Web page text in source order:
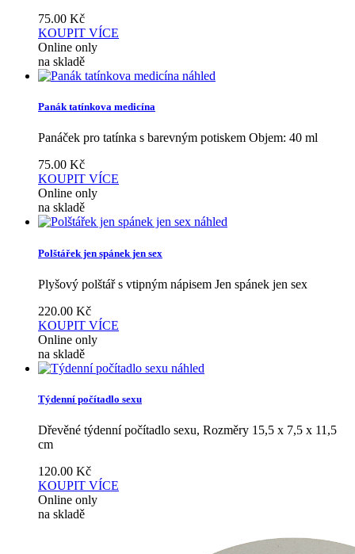
75.00 Kč
KOUPIT VÍCE
Online only
na skladě
náhled
Panák tatínkova medicína
Panáček pro tatínka s barevným potiskem Objem: 40 ml
75.00 Kč
KOUPIT VÍCE
Online only
na skladě
náhled
Polštářek jen spánek jen sex
Plyšový polštář s vtipným nápisem Jen spánek jen sex
220.00 Kč
KOUPIT VÍCE
Online only
na skladě
náhled
Týdenní počítadlo sexu
Dřevěné týdenní počítadlo sexu, Rozměry 15,5 x 7,5 x 11,5
cm
120.00 Kč
KOUPIT VÍCE
Online only
na skladě